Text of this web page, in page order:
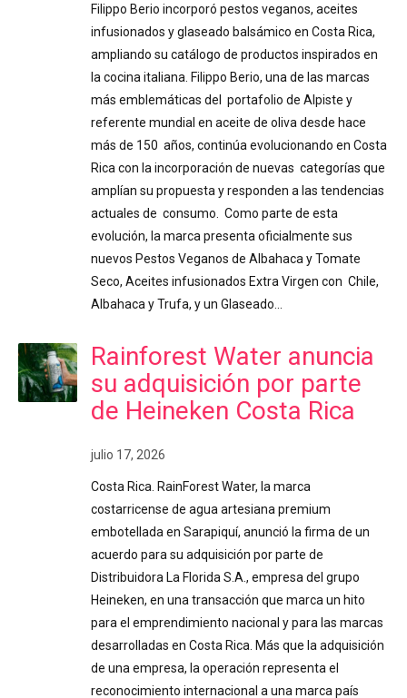
Filippo Berio incorporó pestos veganos, aceites
infusionados y glaseado balsámico en Costa Rica,
ampliando su catálogo de productos inspirados en
la cocina italiana. Filippo Berio, una de las marcas
más emblemáticas del portafolio de Alpiste y
referente mundial en aceite de oliva desde hace
más de 150 años, continúa evolucionando en Costa
Rica con la incorporación de nuevas categorías que
amplían su propuesta y responden a las tendencias
actuales de consumo. Como parte de esta
evolución, la marca presenta oficialmente sus
nuevos Pestos Veganos de Albahaca y Tomate
Seco, Aceites infusionados Extra Virgen con Chile,
Albahaca y Trufa, y un Glaseado…
Rainforest Water anuncia
su adquisición por parte
de Heineken Costa Rica
julio 17, 2026
Costa Rica. RainForest Water, la marca
costarricense de agua artesiana premium
embotellada en Sarapiquí, anunció la firma de un
acuerdo para su adquisición por parte de
Distribuidora La Florida S.A., empresa del grupo
Heineken, en una transacción que marca un hito
para el emprendimiento nacional y para las marcas
desarrolladas en Costa Rica. Más que la adquisición
de una empresa, la operación representa el
reconocimiento internacional a una marca país